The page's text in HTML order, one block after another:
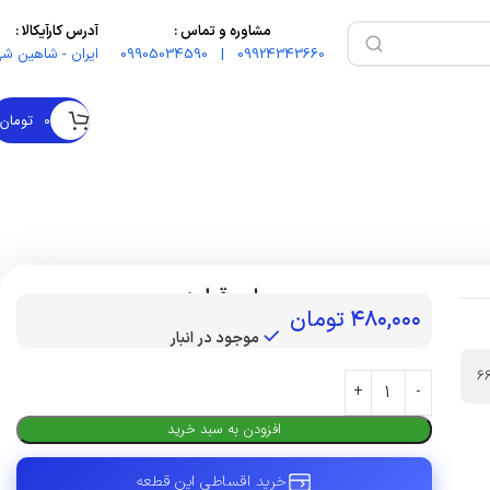
مشاوره و تماس :
09924343660 | 09905034590
آدرس کارآیکالا :
ایران - شاهین
۰ تومان
بهای قطعه :
۴۸۰,۰۰۰ تومان
موجود در انبار
افزودن به سبد خرید
خرید اقساطی این قطعه